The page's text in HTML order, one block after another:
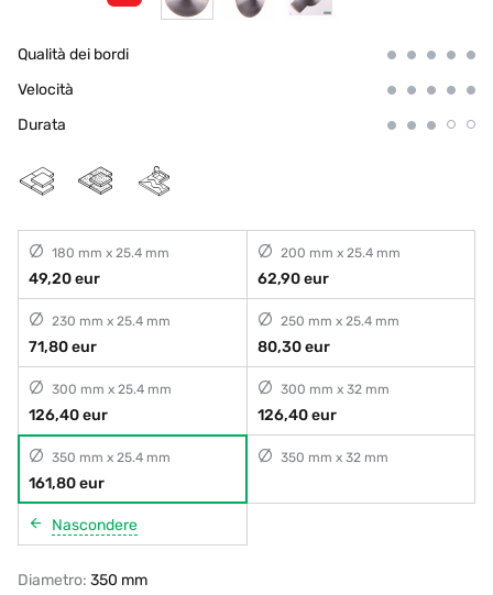
Qualità dei bordi
Velocità
Durata
180 mm x 25.4 mm
49,20 eur
200 mm x 25.4 mm
62,90 eur
230 mm x 25.4 mm
71,80 eur
250 mm x 25.4 mm
80,30 eur
300 mm x 25.4 mm
126,40 eur
300 mm x 32 mm
126,40 eur
350 mm x 25.4 mm
161,80 eur
350 mm x 32 mm
Nascondere
Diametro: 350 mm